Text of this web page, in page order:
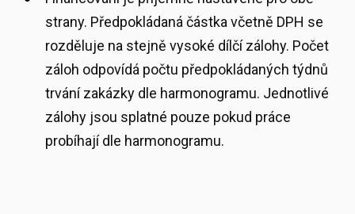
strany. Předpokládaná částka včetně DPH se
rozděluje na stejně vysoké dílčí zálohy. Počet
záloh odpovídá počtu předpokládaných týdnů
trvání zakázky dle harmonogramu. Jednotlivé
zálohy jsou splatné pouze pokud práce
probíhají dle harmonogramu.